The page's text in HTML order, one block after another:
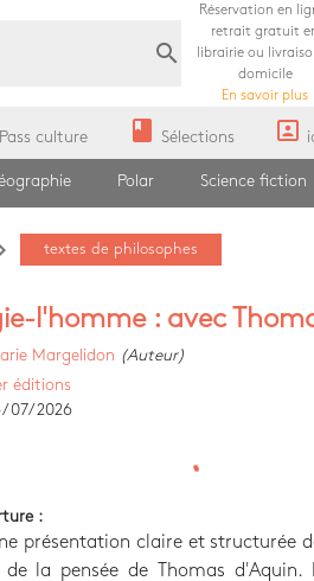
search
Réservation en
retrait gratuit
librairie ou
domicile
En savoir plus
Pass culture book Sélections portrait
Polar Science fiction
textes de philosophes
l'homme : avec
Margelidon (Auteur)
éditions
07/2026
:
présentation claire et structurée
la pensée de Thomas